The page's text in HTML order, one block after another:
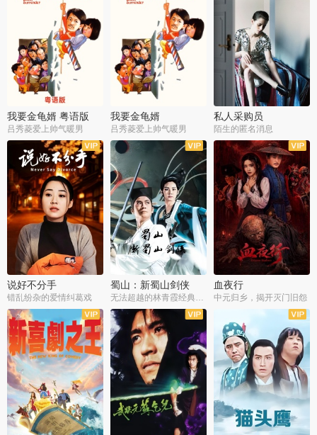
我要金龟婿 粤语版
吕秀菱爱上帅气暖男
我要金龟婿
吕秀菱爱上帅气暖男
私人采购员
陌生的匿名消息
说好不分手
错乱纷杂的爱情纠葛戏
蜀山：新蜀山剑侠
无法超越的林青霞经典角色
血夜行
中元归乡，揭开灭门旧怨